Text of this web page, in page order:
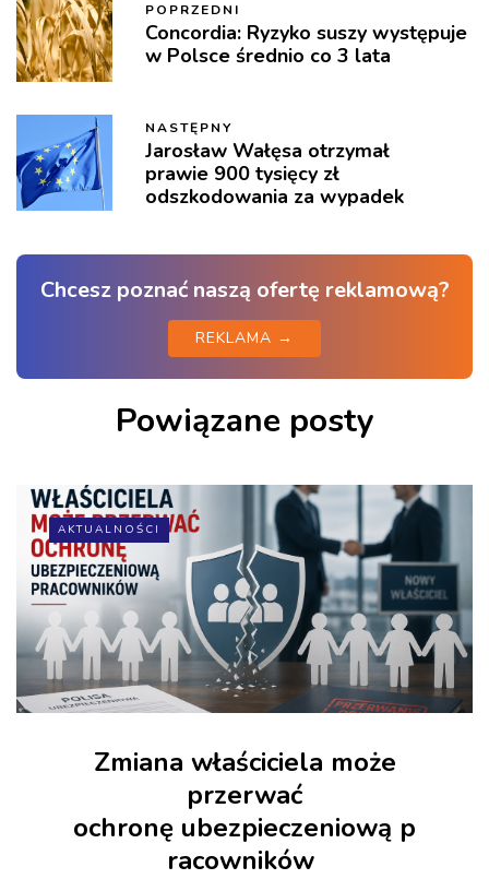
POPRZEDNI
Concordia: Ryzyko suszy występuje
w Polsce średnio co 3 lata
NASTĘPNY
Jarosław Wałęsa otrzymał
prawie 900 tysięcy zł
odszkodowania za wypadek
Chcesz poznać naszą ofertę reklamową?
REKLAMA →
Powiązane posty
AKTUALNOŚCI
Zmiana właściciela może
przerwać
ochronę ubezpieczeniową p
racowników